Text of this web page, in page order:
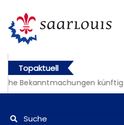
Topaktuell
Bekanntmachungen künftig